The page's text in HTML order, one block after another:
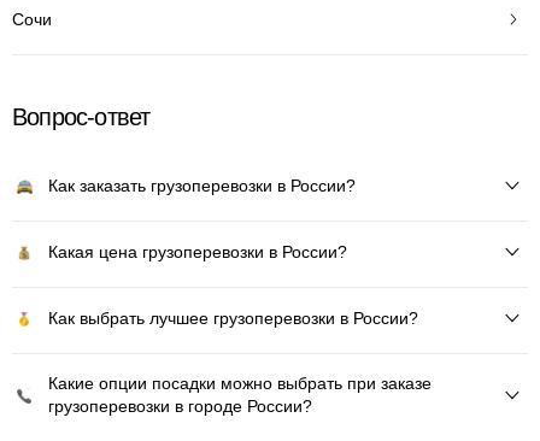
Сочи
Вопрос-ответ
Как заказать грузоперевозки в России?
Какая цена грузоперевозки в России?
Как выбрать лучшее грузоперевозки в России?
Какие опции посадки можно выбрать при заказе
грузоперевозки в городе России?